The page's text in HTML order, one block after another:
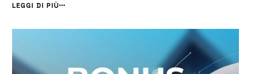
dell’INGV-Roma. La scossa è stata registrata alle 18:05:18 UTC,...
LEGGI DI PIÙ